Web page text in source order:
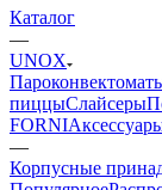
Каталог
—
UNOX
пиццыСлайсеры
FORNI
—
Корпусные